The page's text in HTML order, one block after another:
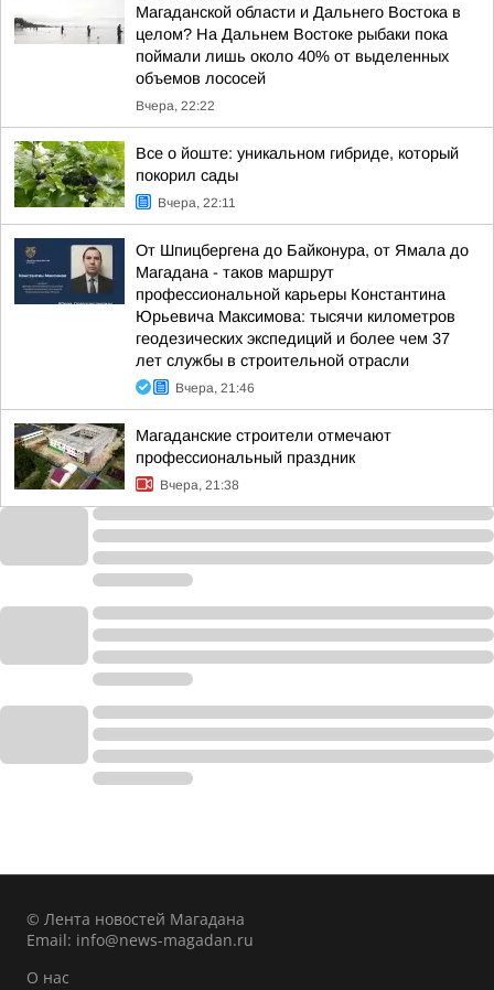
Магаданской области и Дальнего Востока в
целом? На Дальнем Востоке рыбаки пока
поймали лишь около 40% от выделенных
объемов лососей
Вчера, 22:22
Все о йоште: уникальном гибриде, который
покорил сады
Вчера, 22:11
От Шпицбергена до Байконура, от Ямала до
Магадана - таков маршрут
профессиональной карьеры Константина
Юрьевича Максимова: тысячи километров
геодезических экспедиций и более чем 37
лет службы в строительной отрасли
Вчера, 21:46
Магаданские строители отмечают
профессиональный праздник
Вчера, 21:38
© Лента новостей Магадана
Email: info@news-magadan.ru
О нас